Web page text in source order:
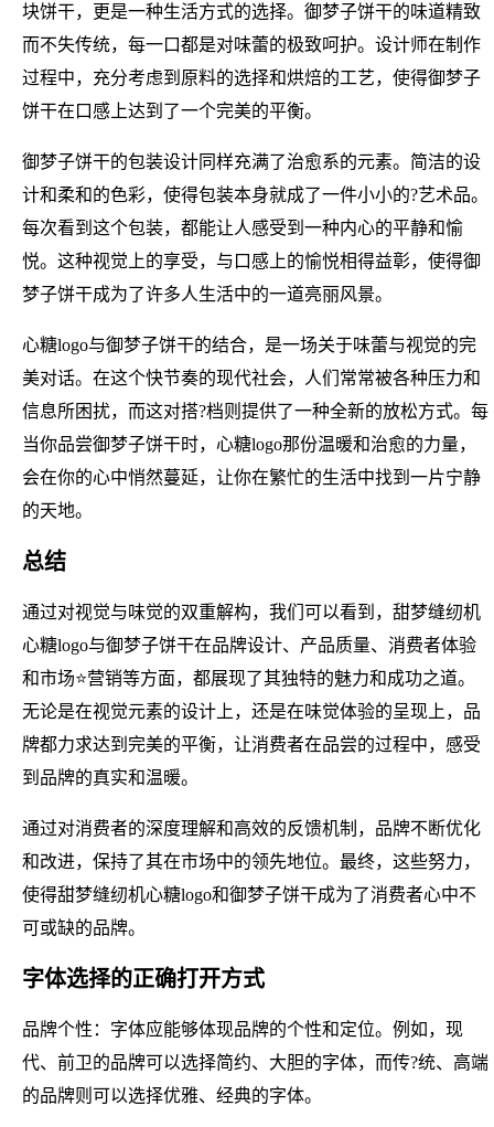
块饼干，更是一种生活方式的选择。御梦子饼干的味道精致
而不失传统，每一口都是对味蕾的极致呵护。设计师在制作
过程中，充分考虑到原料的选择和烘焙的工艺，使得御梦子
饼干在口感上达到了一个完美的平衡。
御梦子饼干的包装设计同样充满了治愈系的元素。简洁的设
计和柔和的色彩，使得包装本身就成了一件小小的?艺术品。
每次看到这个包装，都能让人感受到一种内心的平静和愉
悦。这种视觉上的享受，与口感上的愉悦相得益彰，使得御
梦子饼干成为了许多人生活中的一道亮丽风景。
心糖logo与御梦子饼干的结合，是一场关于味蕾与视觉的完
美对话。在这个快节奏的现代社会，人们常常被各种压力和
信息所困扰，而这对搭?档则提供了一种全新的放松方式。每
当你品尝御梦子饼干时，心糖logo那份温暖和治愈的力量，
会在你的心中悄然蔓延，让你在繁忙的生活中找到一片宁静
的天地。
总结
通过对视觉与味觉的双重解构，我们可以看到，甜梦缝纫机
心糖logo与御梦子饼干在品牌设计、产品质量、消费者体验
和市场⭐营销等方面，都展现了其独特的魅力和成功之道。
无论是在视觉元素的设计上，还是在味觉体验的呈现上，品
牌都力求达到完美的平衡，让消费者在品尝的过程中，感受
到品牌的真实和温暖。
通过对消费者的深度理解和高效的反馈机制，品牌不断优化
和改进，保持了其在市场中的领先地位。最终，这些努力，
使得甜梦缝纫机心糖logo和御梦子饼干成为了消费者心中不
可或缺的品牌。
字体选择的正确打开方式
品牌个性：字体应能够体现品牌的个性和定位。例如，现
代、前卫的品牌可以选择简约、大胆的字体，而传?统、高端
的品牌则可以选择优雅、经典的字体。